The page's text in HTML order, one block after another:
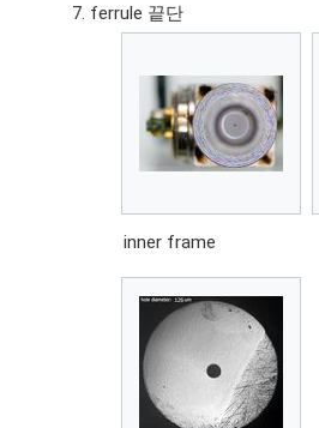
ferrule 끝단
inner frame